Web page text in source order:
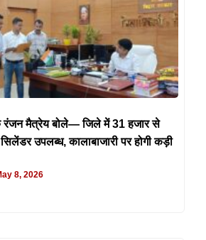
रंजन मैत्रेय बोले— जिले में 31 हजार से
उपलब्ध, कालाबाजारी पर होगी कड़ी
8, 2026